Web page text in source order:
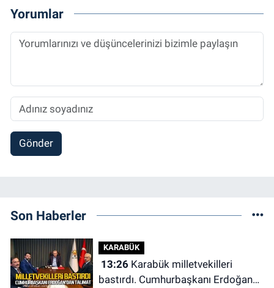
Yorumlar
Gönder
Son Haberler
KARABÜK
13:26Karabük milletvekilleri
bastırdı. Cumhurbaşkanı Erdoğan